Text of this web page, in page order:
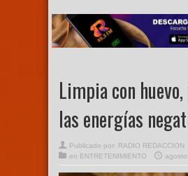
Limpia con
las energías
Publicado por: RADIO REDACCION
en ENTRETENIMIENTO